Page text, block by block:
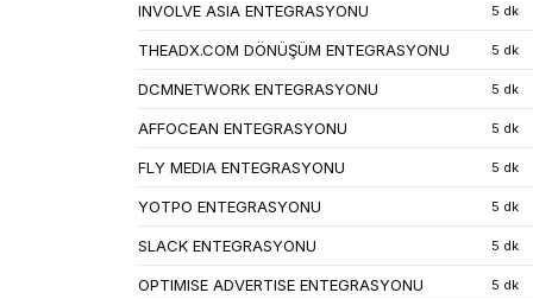
INVOLVE ASIA ENTEGRASYONU 5 dk
THEADX.COM DÖNÜŞÜM ENTEGRASYONU 5 dk
DCMNETWORK ENTEGRASYONU 5 dk
AFFOCEAN ENTEGRASYONU 5 dk
FLY MEDIA ENTEGRASYONU 5 dk
YOTPO ENTEGRASYONU 5 dk
SLACK ENTEGRASYONU 5 dk
OPTIMISE ADVERTISE ENTEGRASYONU 5 dk